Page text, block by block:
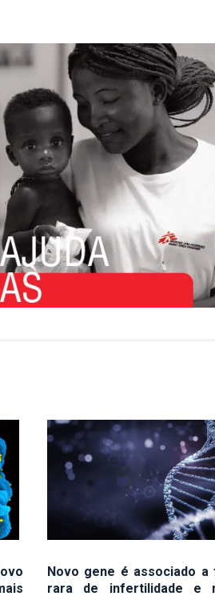
Novo gene é associado a
rara de infertilidade e